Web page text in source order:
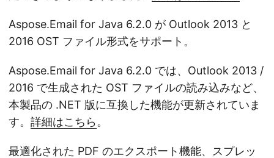
Aspose.Email for Java 6.2.0 が Outlook 2013 と
2016 OST ファイル形式をサポート。
Aspose.Email for Java 6.2.0 では、Outlook 2013 /
2016 で生成された OST ファイルの読み込みなど、
本製品の .NET 版に互換した機能が更新されていま
す。 詳細はこちら 。
最適化された PDF のエクスポート機能、スプレッ